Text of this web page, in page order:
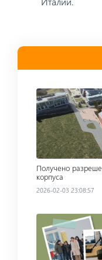
Read more
Получено
корпуса
2026-02-03 23:08:57
Read more